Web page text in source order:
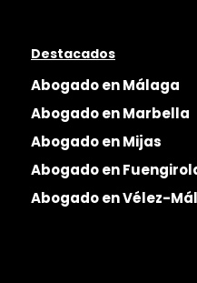
Destacados
Abogado en Málaga
Abogado en Marbella
Abogado en Mijas
Abogado en
Abogado en Vélez-